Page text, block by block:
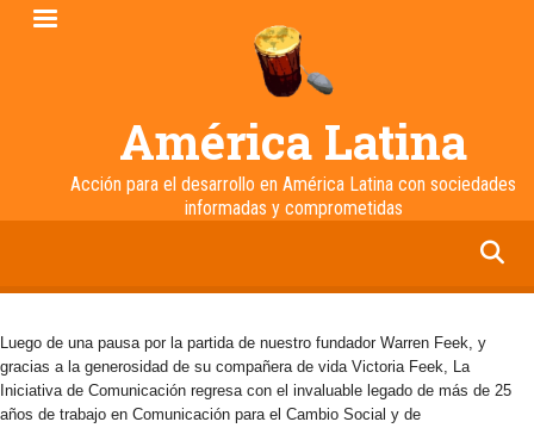
Pasar
América Latina
Acción para el desarrollo en América Latina con sociedades
informadas y comprometidas
Luego de una pausa por la partida de nuestro fundador Warren Feek, y
gracias a la generosidad de su compañera de vida Victoria Feek, La
Iniciativa de Comunicación regresa con el invaluable legado de más de 25
años de trabajo en Comunicación para el Cambio Social y de